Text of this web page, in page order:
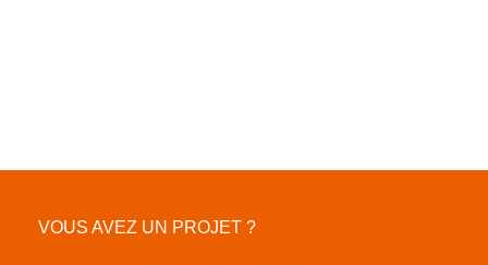
VOUS AVEZ UN PROJET ?